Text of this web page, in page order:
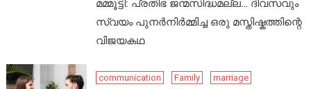
മമ്മൂട്ടി: പ്രതിഭ ജന്മസിദ്ധമല്ല… ദിവസവും
സ്വയം പുനർനിർമ്മിച്ച ഒരു മസ്തിഷ്കത്തിന്റെ
വിജയകഥ
communication Family
marriage